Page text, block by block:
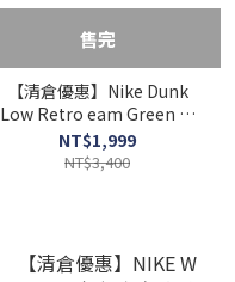
售完
【清倉優惠】Nike Dunk
Low Retro eam Green 綠
白 DD1391-101
NT$1,999
NT$3,400